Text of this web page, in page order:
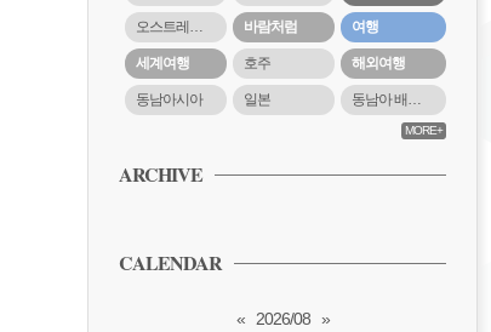
오스트레일리아 바람처럼 여행
세계여행 호주 해외여행
동남아시아 일본 동남아 배낭여행
MORE+
ARCHIVE
CALENDAR
« 2026/08 »